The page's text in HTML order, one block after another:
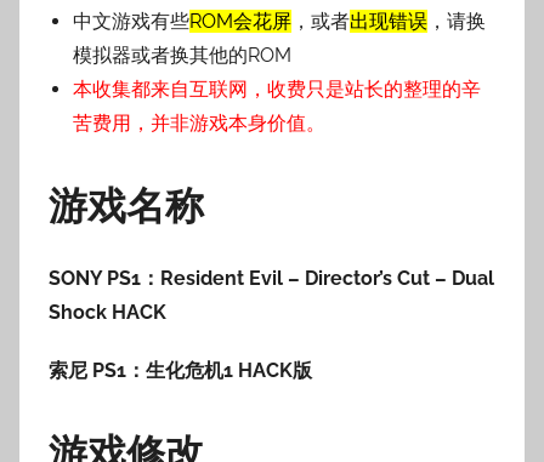
中文游戏有些ROM会花屏 ，或者出现错误 ，请换
模拟器或者换其他的ROM
本收集都来自互联网，收费只是站长的整理的辛
苦费用，并非游戏本身价值。
游戏名称
SONY PS1：Resident Evil – Director’s Cut – Dual
Shock HACK
索尼 PS1：生化危机1 HACK版
游戏修改